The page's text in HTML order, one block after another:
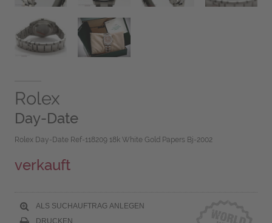
Rolex
Day-Date
Rolex Day-Date Ref-118209 18k White Gold Papers Bj-2002
verkauft
ALS SUCHAUFTRAG ANLEGEN
DRUCKEN